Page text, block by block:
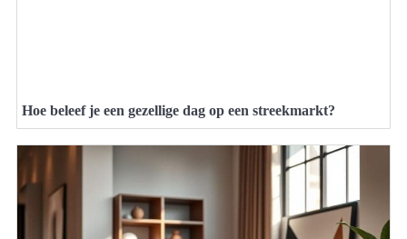
Hoe beleef je een gezellige dag op een streekmarkt?